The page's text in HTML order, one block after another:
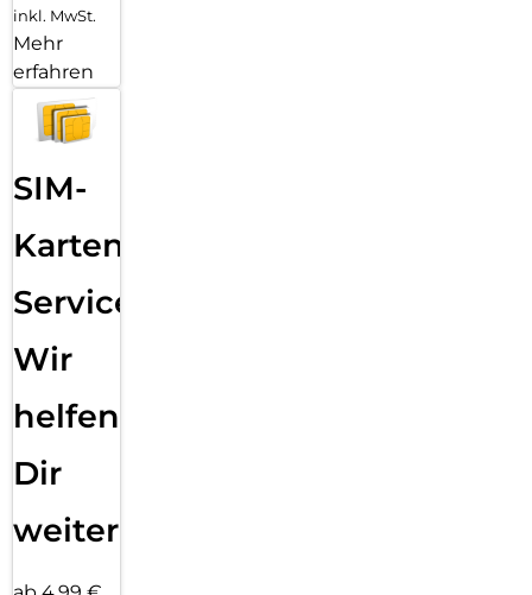
inkl. MwSt.
Mehr
erfahren
SIM-
Karten
Service:
Wir
helfen
Dir
weiter